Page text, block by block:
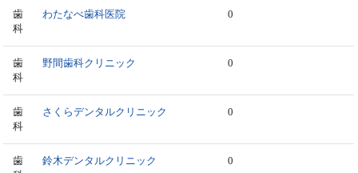
歯
科
わたなべ歯科医院 0
歯
科
野間歯科クリニック 0
歯
科
さくらデンタルクリニック 0
歯
鈴木デンタルクリニック 0